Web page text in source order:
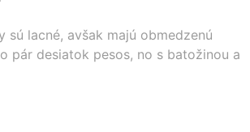
lacné, avšak majú obmedzenú
pár desiatok pesos, no s batožinou a